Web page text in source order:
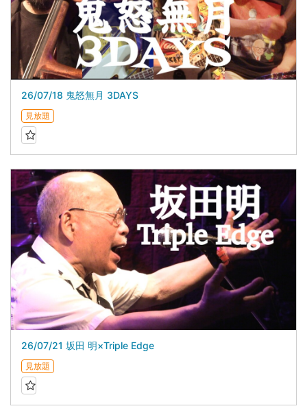
26/07/18 鬼怒無月 3DAYS
見放題
26/07/21 坂田 明×Triple Edge
見放題